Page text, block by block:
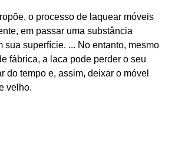
o processo de laquear móveis
em passar uma substância
sua superfície. ... No entanto, mesmo
fábrica, a laca pode perder o seu
do tempo e, assim, deixar o móvel
velho.